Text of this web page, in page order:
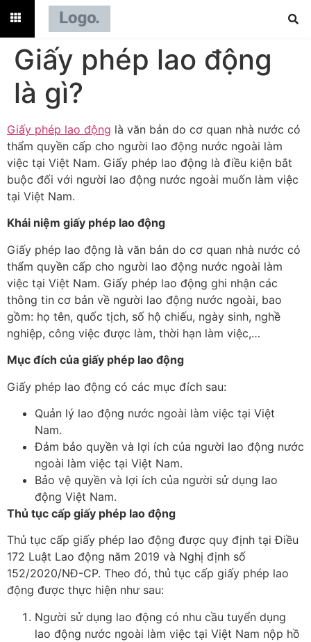
Giấy phép lao động
là gì?
Giấy phép lao động là văn bản do cơ quan nhà nước có
thẩm quyền cấp cho người lao động nước ngoài làm
việc tại Việt Nam. Giấy phép lao động là điều kiện bắt
buộc đối với người lao động nước ngoài muốn làm việc
tại Việt Nam.
Khái niệm giấy phép lao động
Giấy phép lao động là văn bản do cơ quan nhà nước có
thẩm quyền cấp cho người lao động nước ngoài làm
việc tại Việt Nam. Giấy phép lao động ghi nhận các
thông tin cơ bản về người lao động nước ngoài, bao
gồm: họ tên, quốc tịch, số hộ chiếu, ngày sinh, nghề
nghiệp, công việc được làm, thời hạn làm việc,…
Mục đích của giấy phép lao động
Giấy phép lao động có các mục đích sau:
Quản lý lao động nước ngoài làm việc tại Việt
Nam.
Đảm bảo quyền và lợi ích của người lao động nước
ngoài làm việc tại Việt Nam.
Bảo vệ quyền và lợi ích của người sử dụng lao
động Việt Nam.
Thủ tục cấp giấy phép lao động
Thủ tục cấp giấy phép lao động được quy định tại Điều
172 Luật Lao động năm 2019 và Nghị định số
152/2020/NĐ-CP. Theo đó, thủ tục cấp giấy phép lao
động được thực hiện như sau:
Người sử dụng lao động có nhu cầu tuyển dụng
lao động nước ngoài làm việc tại Việt Nam nộp hồ